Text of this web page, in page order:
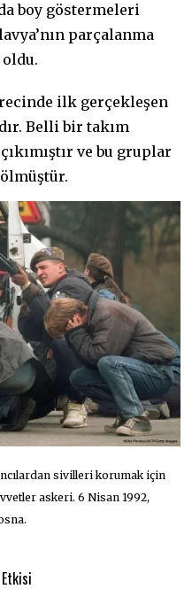
boy göstermeleri
parçalanma
ilk gerçekleşen
Belli bir takım
ve bu gruplar
sivilleri korumak için
askeri. 6 Nisan 1992,
Etkisi